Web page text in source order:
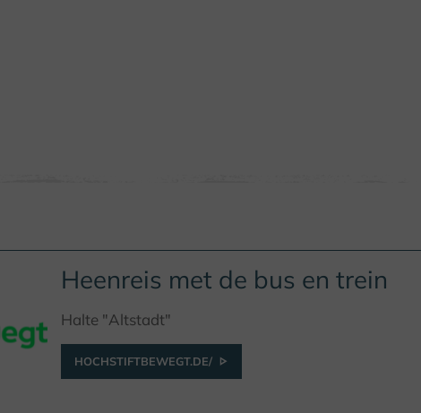
Heenreis met de bus en trein
Halte "Altstadt"
HOCHSTIFTBEWEGT.DE/